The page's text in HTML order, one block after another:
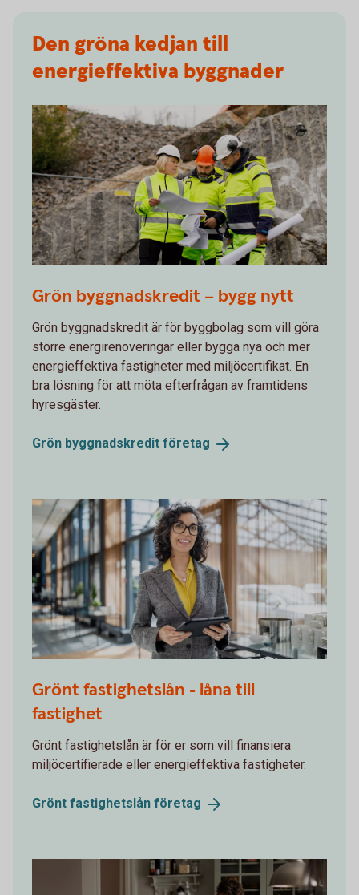
Den gröna kedjan till
energieffektiva byggnader
Grön byggnadskredit – bygg nytt
Grön byggnadskredit är för byggbolag som vill göra
större energirenoveringar eller bygga nya och mer
energieffektiva fastigheter med miljöcertifikat. En
bra lösning för att möta efterfrågan av framtidens
hyresgäster.
Grön byggnadskredit företag
Grönt fastighetslån - låna till
fastighet
Grönt fastighetslån är för er som vill finansiera
miljöcertifierade eller energieffektiva fastigheter.
Grönt fastighetslån företag